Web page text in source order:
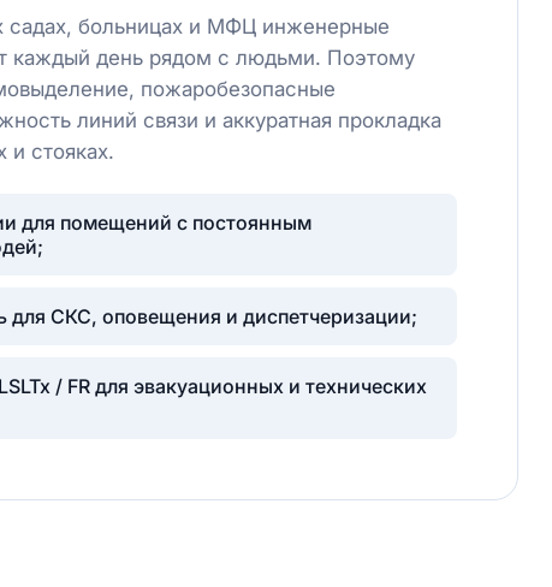
садах, больницах и МФЦ инженерные
каждый день рядом с людьми. Поэтому
пожаробезопасные
линий связи и аккуратная прокладка
и стояках.
для помещений с постоянным
для СКС, оповещения и диспетчеризации;
/ FR для эвакуационных и технических